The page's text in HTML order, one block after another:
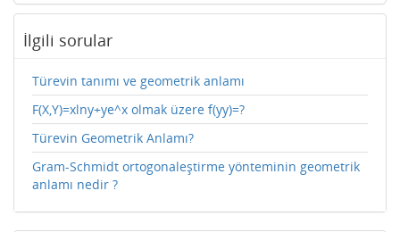
İlgili sorular
Türevin tanımı ve geometrik anlamı
F(X,Y)=xlny+ye^x olmak üzere f(yy)=?
Türevin Geometrik Anlamı?
Gram-Schmidt ortogonaleştirme yönteminin geometrik
anlamı nedir ?